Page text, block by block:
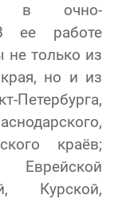
в очно-
ее работе
не только из
но и из
краёв;
Еврейской
Курской,